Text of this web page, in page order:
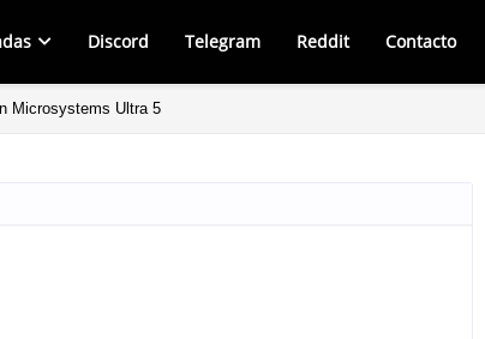
Discord Telegram Reddit Contacto
Microsystems Ultra 5